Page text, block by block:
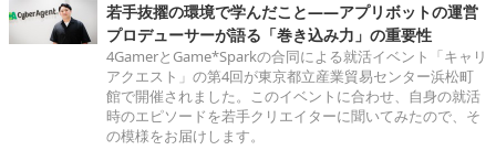
若手抜擢の環境で学んだこと――アプリボットの運営
プロデューサーが語る「巻き込み力」の重要性
4GamerとGame*Sparkの合同による就活イベント「キャリ
アクエスト」の第4回が東京都立産業貿易センター浜松町
館で開催されました。このイベントに合わせ、自身の就活
時のエピソードを若手クリエイターに聞いてみたので、そ
の模様をお届けします。